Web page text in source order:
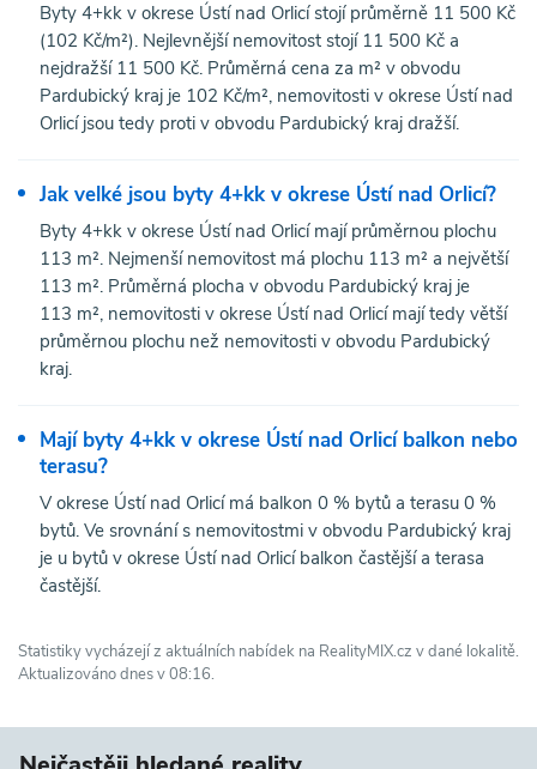
Byty 4+kk v okrese Ústí nad Orlicí stojí průměrně 11 500 Kč
(102 Kč/m²). Nejlevnější nemovitost stojí 11 500 Kč a
nejdražší 11 500 Kč. Průměrná cena za m² v obvodu
Pardubický kraj je 102 Kč/m², nemovitosti v okrese Ústí nad
Orlicí jsou tedy proti v obvodu Pardubický kraj dražší.
Jak velké jsou byty 4+kk v okrese Ústí nad Orlicí?
Byty 4+kk v okrese Ústí nad Orlicí mají průměrnou plochu
113 m². Nejmenší nemovitost má plochu 113 m² a největší
113 m². Průměrná plocha v obvodu Pardubický kraj je
113 m², nemovitosti v okrese Ústí nad Orlicí mají tedy větší
průměrnou plochu než nemovitosti v obvodu Pardubický
kraj.
Mají byty 4+kk v okrese Ústí nad Orlicí balkon nebo
terasu?
V okrese Ústí nad Orlicí má balkon 0 % bytů a terasu 0 %
bytů. Ve srovnání s nemovitostmi v obvodu Pardubický kraj
je u bytů v okrese Ústí nad Orlicí balkon častější a terasa
častější.
Statistiky vycházejí z aktuálních nabídek na RealityMIX.cz v dané lokalitě.
Aktualizováno dnes v 08:16.